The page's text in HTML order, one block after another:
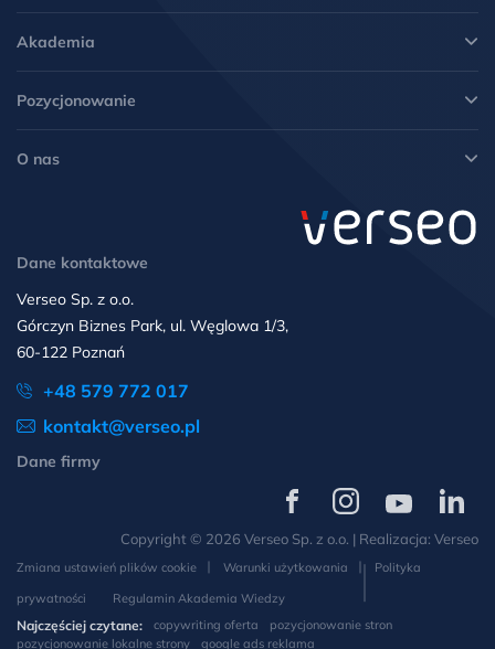
Akademia
Pozycjonowanie
O nas
Verseo
Facebooku
Verseo
na
Instagramie
na
YouTube
Verseo
na
LinkedIn
Dane kontaktowe
Verseo Sp. z o.o.
Górczyn Biznes Park, ul. Węglowa 1/3,
60-122 Poznań
+48 579 772 017
kontakt@verseo.pl
Dane firmy
Copyright © 2026 Verseo Sp. z o.o. | Realizacja: Verseo
Zmiana ustawień plików cookie Warunki użytkowania
Polityka
prywatności
Regulamin Akademia Wiedzy
Najczęściej czytane: copywriting oferta
pozycjonowanie stron
pozycjonowanie lokalne strony
google ads reklama